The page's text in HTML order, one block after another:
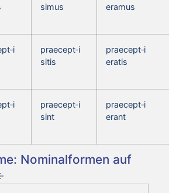
simus
eramus
praecept‑i
sitis
praecept‑i
eratis
praecept‑i
sint
praecept‑i
erant
Nominalformen auf